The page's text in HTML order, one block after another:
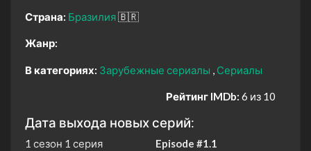
Страна: Бразилия🇧🇷
Жанр:
В категориях: Зарубежные сериалы Сериалы
Рейтинг IMDb: 6 из 10
Дата выхода новых серий:
1 сезон 1 серия
Episode #1.1